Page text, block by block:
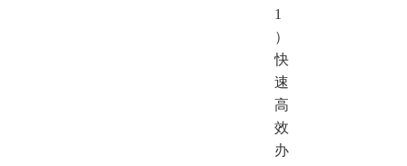
1
）
快
速
高
效
办